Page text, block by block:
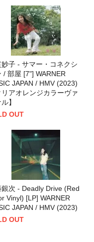
妙子 - サマー・コネクシ
/ 部屋 [7"] WARNER
JAPAN / HMV (2023)
リアオレンジカラーヴァ
】
OUT
銀次 - Deadly Drive (Red
Vinyl) [LP] WARNER
JAPAN / HMV (2023)
OUT